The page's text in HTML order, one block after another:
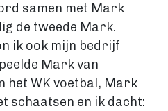
samen met Mark
de tweede Mark.
ik ook mijn bedrijf
Mark van
het WK voetbal, Mark
schaatsen en ik dacht: